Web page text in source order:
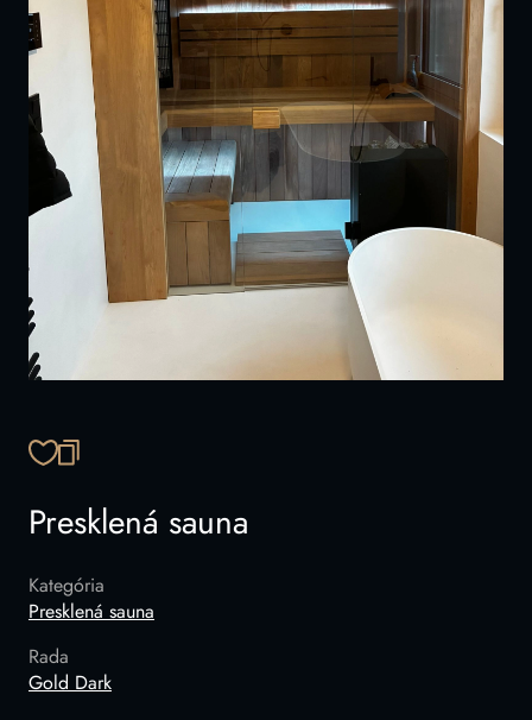
SKOPÍROVAŤ ODKAZ
Presklená sauna
Kategória
Presklená sauna
Rada
Gold Dark